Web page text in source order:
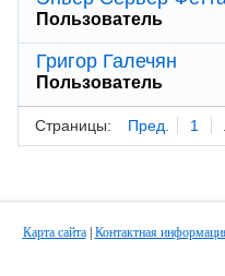
Пользователь
Григор Галечян
Пользователь
Страницы: Пред. 1
Карта сайта| Контактная